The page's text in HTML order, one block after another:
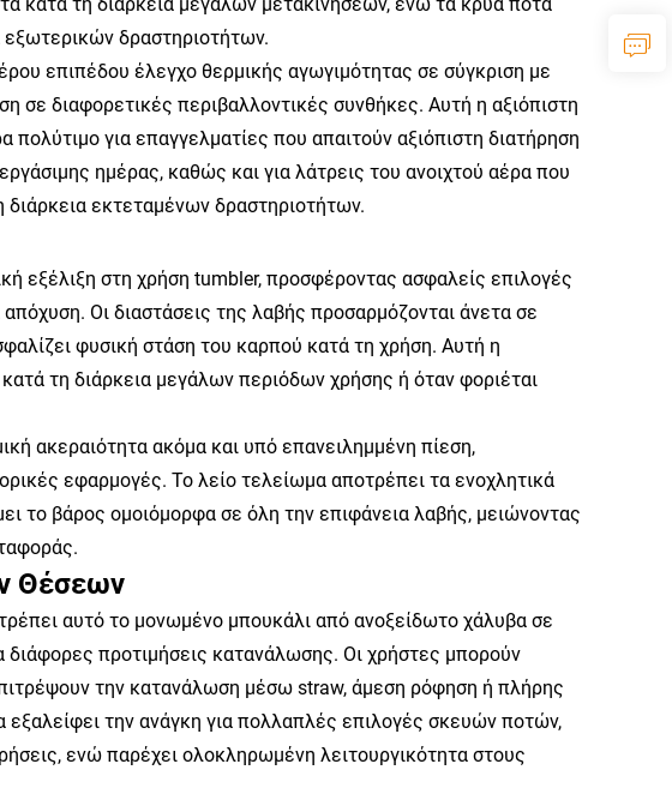
δραστηριοτήτων.
επιπέδου έλεγχο θερμικής αγωγιμότητας σε σύγκριση με
σε διαφορετικές περιβαλλοντικές συνθήκες. Αυτή η αξιόπιστη
πολύτιμο για επαγγελματίες που απαιτούν αξιόπιστη διατήρηση
ημέρας, καθώς και για λάτρεις του ανοιχτού αέρα που
διάρκεια εκτεταμένων δραστηριοτήτων.
εξέλιξη στη χρήση tumbler, προσφέροντας ασφαλείς επιλογές
Οι διαστάσεις της λαβής προσαρμόζονται άνετα σε
φυσική στάση του καρπού κατά τη χρήση. Αυτή η
κατά τη διάρκεια μεγάλων περιόδων χρήσης ή όταν φοριέται
ακεραιότητα ακόμα και υπό επανειλημμένη πίεση,
εφαρμογές. Το λείο τελείωμα αποτρέπει τα ενοχλητικά
το βάρος ομοιόμορφα σε όλη την επιφάνεια λαβής, μειώνοντας
Θέσεων
αυτό το μονωμένο μπουκάλι από ανοξείδωτο χάλυβα σε
διάφορες προτιμήσεις κατανάλωσης. Οι χρήστες μπορούν
την κατανάλωση μέσω straw, άμεση ρόφηση ή πλήρης
την ανάγκη για πολλαπλές επιλογές σκευών ποτών,
ενώ παρέχει ολοκληρωμένη λειτουργικότητα στους